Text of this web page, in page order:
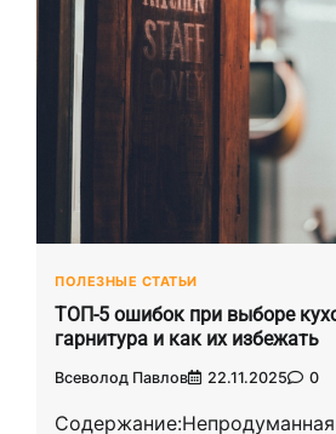
ПОЛЕЗНЫЕ СТАТЬИ
ТОП-5 ошибок при выборе
гарнитура и как их избежать
Всеволод Павлов 22.11.2025 0